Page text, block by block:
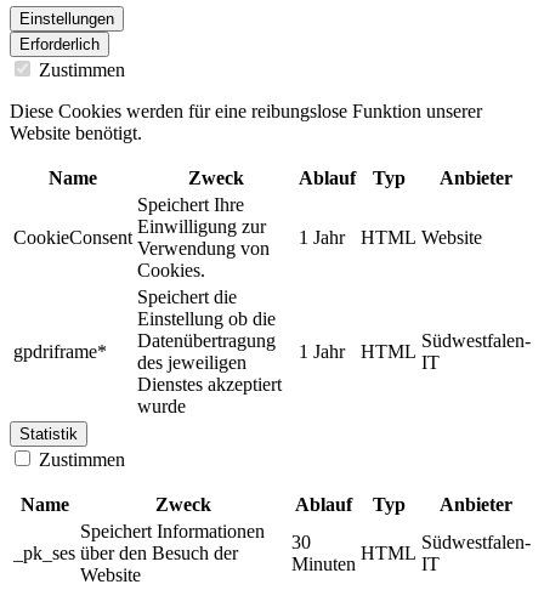
Einstellungen
Erforderlich
Zustimmen
Diese Cookies werden für eine reibungslose Funktion unserer
Website benötigt.
Name Zweck Ablauf Typ Anbieter
CookieConsent
Speichert Ihre
Einwilligung zur
Verwendung von
Cookies.
1 Jahr HTML Website
gpdriframe*
Speichert die
Einstellung ob die
Datenübertragung
des jeweiligen
Dienstes akzeptiert
wurde
1 Jahr HTML
Südwestfalen-
IT
Statistik
Zustimmen
Name Zweck Ablauf Typ Anbieter
_pk_ses
Speichert Informationen
über den Besuch der
Website
30
Minuten
HTML
Südwestfalen-
IT